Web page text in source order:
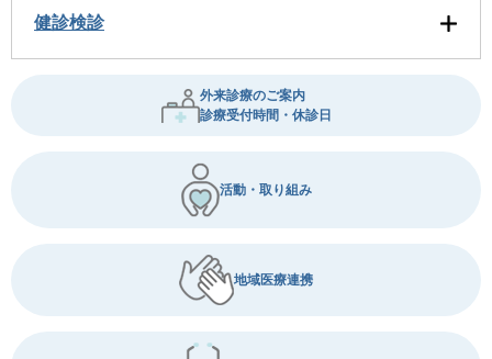
健診検診
外来診療のご案内
診療受付時間・休診日
活動・取り組み
地域医療連携